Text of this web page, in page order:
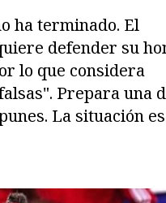
ha terminado. El
defender su
lo que considera
Prepara una
La situación